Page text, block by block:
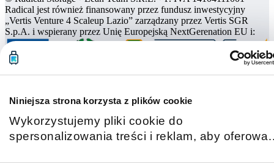
Niniejsza strona korzysta z plików cookie
Wykorzystujemy pliki cookie do
spersonalizowania treści i reklam, aby oferować
Radical jest również finansowany przez fundusz inwestycyjny
„Vertis Venture 4 Scaleup Lazio” zarządzany przez Vertis SGR
S.p.A. i wspierany przez Unię Europejską NextGerenation EU i: